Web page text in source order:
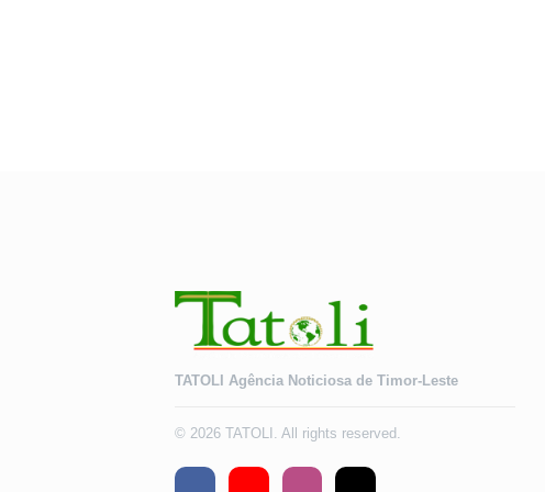
TATOLI Agência Noticiosa de Timor-Leste
© 2026 TATOLI. All rights reserved.